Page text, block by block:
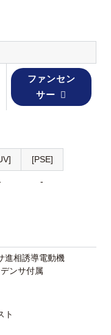
ファンセン
サー
[PSE]
-
進相誘導電動機
ンサ付属
ト